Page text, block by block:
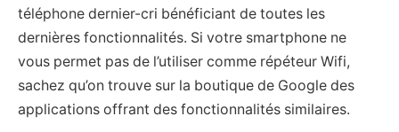
téléphone dernier-cri bénéficiant de toutes les
dernières fonctionnalités. Si votre smartphone ne
vous permet pas de l’utiliser comme répéteur Wifi,
sachez qu’on trouve sur la boutique de Google des
applications offrant des fonctionnalités similaires.